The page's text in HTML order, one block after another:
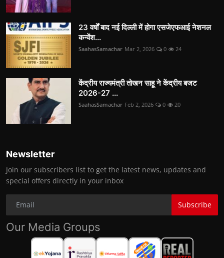
23 वर्षों बाद नई दिल्ली में होगा एसजेएफआई नेशनल
कन्वेंश...
SaahasSamachar Mar 2, 2026 0 24
केंद्रीय राज्यमंत्री तोखन साहू ने केंद्रीय बजट
2026-27 ...
SaahasSamachar Feb 2, 2026 0 20
Newsletter
Join our subscribers list to get the latest news, updates and
special offers directly in your inbox
Subscribe
Our Media Groups